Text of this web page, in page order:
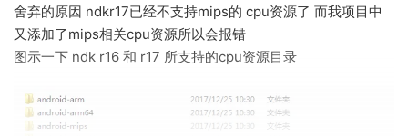
舍弃的原因 ndkr17已经不支持mips的 cpu资源了 而我项目中
又添加了mips相关cpu资源所以会报错
图示一下 ndk r16 和 r17 所支持的cpu资源目录